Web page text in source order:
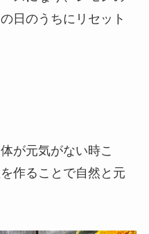
日のうちにリセット
が元気がない時こ
作ることで自然と元